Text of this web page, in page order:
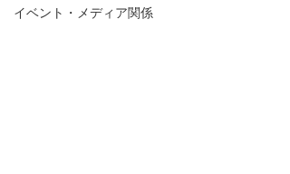
イベント・メディア関係